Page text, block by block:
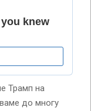
Трамп на
до многу